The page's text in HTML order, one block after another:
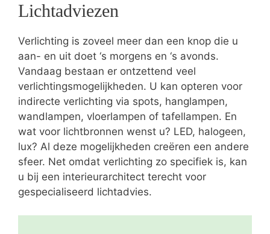
Lichtadviezen
Verlichting is zoveel meer dan een knop die u
aan- en uit doet ‘s morgens en ‘s avonds.
Vandaag bestaan er ontzettend veel
verlichtingsmogelijkheden. U kan opteren voor
indirecte verlichting via spots, hanglampen,
wandlampen, vloerlampen of tafellampen. En
wat voor lichtbronnen wenst u? LED, halogeen,
lux? Al deze mogelijkheden creëren een andere
sfeer. Net omdat verlichting zo specifiek is, kan
u bij een interieurarchitect terecht voor
gespecialiseerd lichtadvies.